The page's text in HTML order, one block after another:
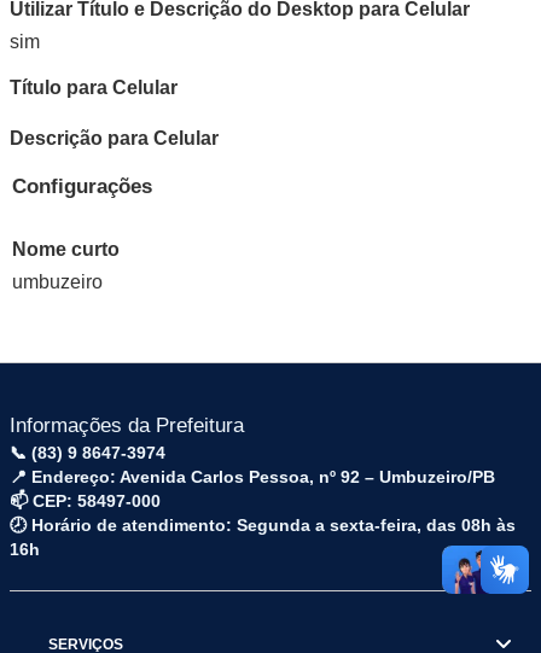
Utilizar Título e Descrição do Desktop para Celular
sim
Título para Celular
Descrição para Celular
Configurações
Nome curto
umbuzeiro
Informações da Prefeitura
📞 (83) 9 8647-3974
📍 Endereço: Avenida Carlos Pessoa, nº 92 – Umbuzeiro/PB
📫 CEP: 58497-000
🕗 Horário de atendimento: Segunda a sexta-feira, das 08h às
16h
SERVIÇOS